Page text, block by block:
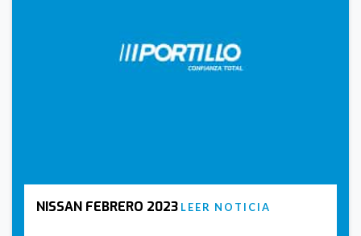
NISSAN FEBRERO 2023 LEER NOTICIA